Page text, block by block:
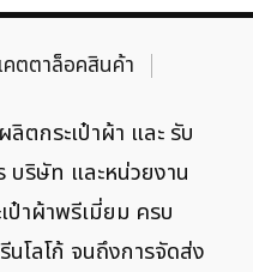
ตตาล็อคสินค้า
ลิตกระเป๋าผ้า และ รับ
บริษัท และหน่วยงาน
ป๋าผ้าพรีเมี่ยม ครบ
โลโก้ จนถึงการจัดส่ง